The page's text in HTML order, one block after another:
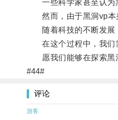
一些科学家甚至认为
然而，由于黑洞vp本
随着科技的不断发展，
在这个过程中，我们需
愿我们能够在探索黑
#44#
评论
游客